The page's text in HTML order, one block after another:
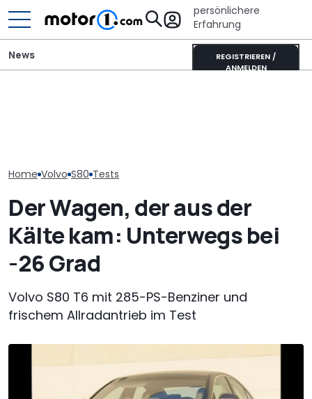
persönlichere
Erfahrung
REGISTRIEREN /
ANMELDEN
News
Home Volvo S80 Tests
Der Wagen, der aus der
Kälte kam: Unterwegs bei
-26 Grad
Volvo S80 T6 mit 285-PS-Benziner und
frischem Allradantrieb im Test